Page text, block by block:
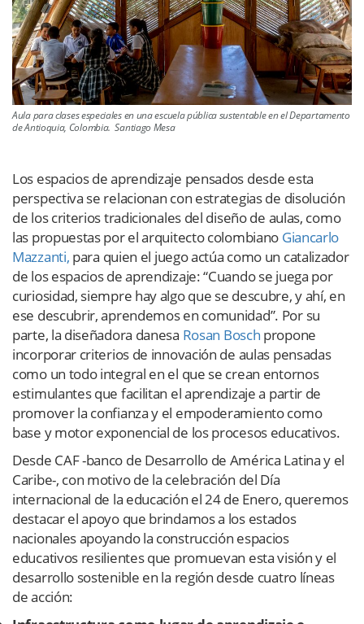
Aula para clases especiales en una escuela pública sustentable en el Departamento
de Antioquia, Colombia. Santiago Mesa
Los espacios de aprendizaje pensados desde esta
perspectiva se relacionan con estrategias de disolución
de los criterios tradicionales del diseño de aulas, como
las propuestas por el arquitecto colombiano Giancarlo
Mazzanti, para quien el juego actúa como un catalizador
de los espacios de aprendizaje: “Cuando se juega por
curiosidad, siempre hay algo que se descubre, y ahí, en
ese descubrir, aprendemos en comunidad”. Por su
parte, la diseñadora danesa Rosan Bosch propone
incorporar criterios de innovación de aulas pensadas
como un todo integral en el que se crean entornos
estimulantes que facilitan el aprendizaje a partir de
promover la confianza y el empoderamiento como
base y motor exponencial de los procesos educativos.
Desde CAF -banco de Desarrollo de América Latina y el
Caribe-, con motivo de la celebración del Día
internacional de la educación el 24 de Enero, queremos
destacar el apoyo que brindamos a los estados
nacionales apoyando la construcción espacios
educativos resilientes que promuevan esta visión y el
desarrollo sostenible en la región desde cuatro líneas
de acción: